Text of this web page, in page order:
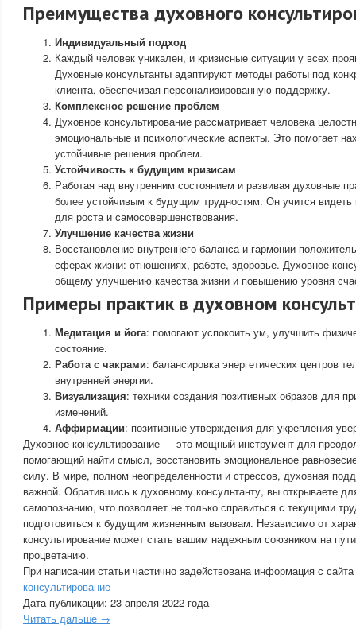
Преимущества духовного
Индивидуальный подход
Каждый человек уникален, и кризисные ситуации у всех
Духовные консультанты адаптируют методы работы под
клиента, обеспечивая персонализированную поддержку.
Комплексное решение проблем
Духовное консультирование рассматривает человека
эмоциональные и психологические аспекты. Это помогает
устойчивые решения проблем.
Устойчивость к будущим кризисам
Работая над внутренним состоянием и развивая духовные
более устойчивым к будущим трудностям. Он учится видеть
для роста и самосовершенствования.
Улучшение качества жизни
Восстановление внутреннего баланса и гармонии
сферах жизни: отношениях, работе, здоровье. Духовное
общему улучшению качества жизни и повышению уровня
Примеры практик в духовном
Медитация и йога: помогают успокоить ум, улучшить
состояние.
Работа с чакрами: балансировка энергетических центров
внутренней энергии.
Визуализация: техники создания позитивных образов для
изменений.
Аффирмации: позитивные утверждения для укрепления
Духовное консультирование — это мощный инструмент для
помогающий найти смысл, восстановить эмоциональное
силу. В мире, полном неопределенности и стрессов, духовная
важной. Обратившись к духовному консультанту, вы открываете
самопознанию, что позволяет не только справиться с текущими
подготовиться к будущим жизненным вызовам. Независимо от
консультирование может стать вашим надежным союзником на
процветанию.
При написании статьи частично задействована информация с
консультирование
Дата публикации: 23 апреля 2022 года
Читать дальше →